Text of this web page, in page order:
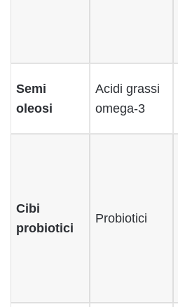
Semi
oleosi
Acidi grassi
omega-3
Cibi
probiotici
Probiotici